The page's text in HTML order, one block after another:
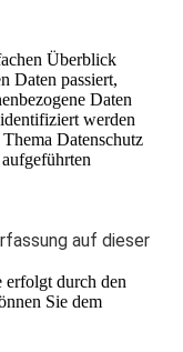
Überblick
Daten passiert,
Daten
werden
Datenschutz
auf dieser
erfolgt durch den
Sie dem